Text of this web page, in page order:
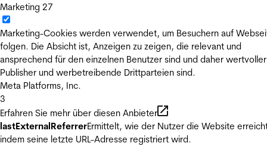
Marketing 27
Marketing-Cookies werden verwendet, um Besuchern auf
folgen. Die Absicht ist, Anzeigen zu zeigen, die relevant und
ansprechend für den einzelnen Benutzer sind und daher
Publisher und werbetreibende Drittparteien sind.
Meta Platforms, Inc.
3
Erfahren Sie mehr über diesen Anbieter
lastExternalReferrerErmittelt, wie der Nutzer die Website
indem seine letzte URL-Adresse registriert wird.